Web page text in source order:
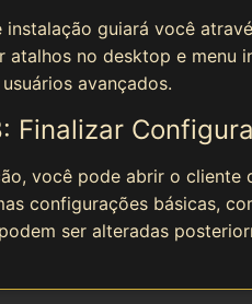
instalação guiará você
atalhos no desktop e menu
avançados.
Finalizar
você pode abrir o
configurações básicas,
ser alteradas